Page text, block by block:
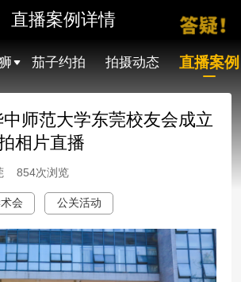
直播案例详情
茄子约拍 拍摄动态 直播案例
师范大学东莞校友会成立
相片直播
854次浏览
会 公关活动